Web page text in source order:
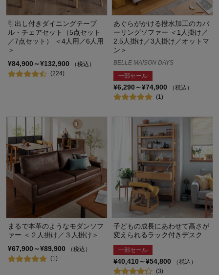
引出し付きダイニングテーブ
ル・チェアセット（5点セット
／7点セット） ＜4人用／6人用
＞
¥84,900～¥132,900
（税込）
(224)
あぐらがかける撥水加工のカバ
ーリングソファー ＜1人掛け／
2.5人掛け／3人掛け／オットマ
ン＞
BELLE MAISON DAYS
一部セール
¥6,290～¥74,900
（税込）
(1)
まるで本革のようなモダンソフ
ァー ＜２人掛け／３人掛け＞
¥67,900～¥89,900
（税込）
(1)
子どもの成長にあわせて高さが
変えられるラック付きデスク
一部セール
¥40,410～¥54,800
（税込）
(3)